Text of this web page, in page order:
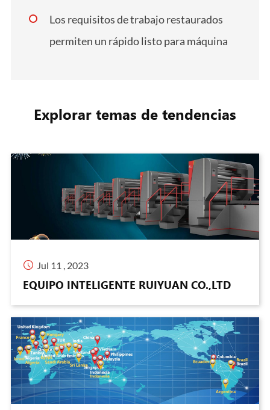
Los requisitos de trabajo restaurados
permiten un rápido listo para máquina
Explorar temas de tendencias
 Jul 11 , 2023
EQUIPO INTELIGENTE RUIYUAN CO.,LTD